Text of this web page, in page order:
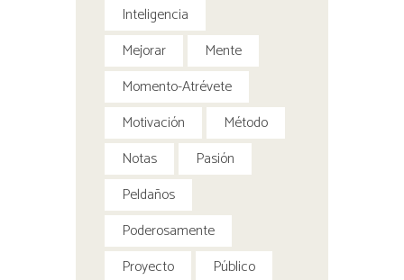
Inteligencia
Mejorar
Mente
Momento-Atrévete
Motivación
Método
Notas
Pasión
Peldaños
Poderosamente
Proyecto
Público